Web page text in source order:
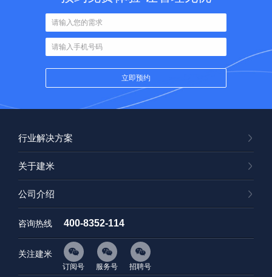
行业解决方案
关于建米
公司介绍
咨询热线 400-8352-114
关注建米
订阅号 服务号 招聘号